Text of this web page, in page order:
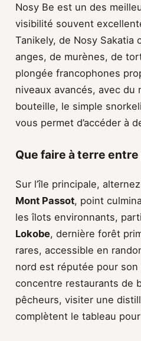
Nosy Be est un des
visibilité souvent
Tanikely, de Nosy
anges, de murènes, de
plongée francophones
niveaux avancés, avec
bouteille, le simple
vous permet d’accéder à
Que faire à terre
Sur l’île principale,
Mont Passot, point
les îlots environnants,
Lokobe, dernière forêt
rares, accessible en
nord est réputée pour
concentre restaurants de
pêcheurs, visiter une
complètent le tableau